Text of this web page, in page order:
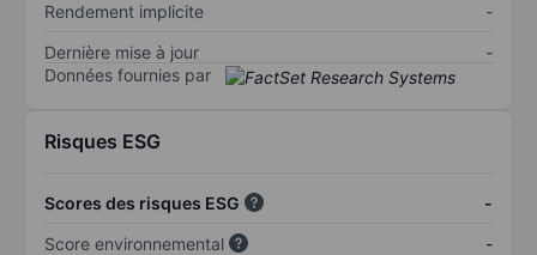
Rendement implicite
-
Dernière mise à jour
-
Données fournies par
Risques ESG
Scores des risques ESG
-
Score environnemental
-